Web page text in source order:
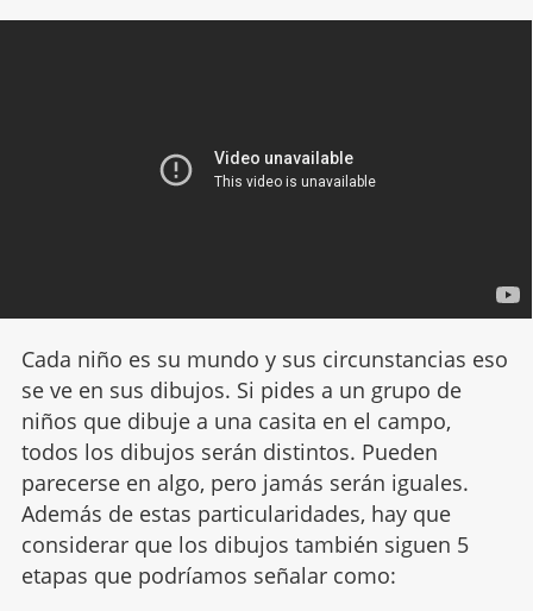
Cada niño es su mundo y sus circunstancias eso
se ve en sus dibujos. Si pides a un grupo de
niños que dibuje a una casita en el campo,
todos los dibujos serán distintos. Pueden
parecerse en algo, pero jamás serán iguales.
Además de estas particularidades, hay que
considerar que los dibujos también siguen 5
etapas que podríamos señalar como: